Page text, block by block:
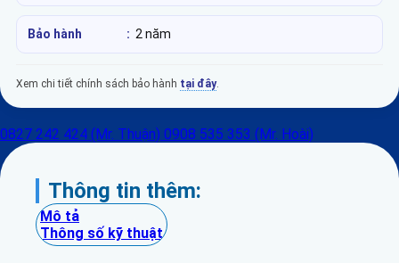
Bảo hành : 2 năm
Xem chi tiết chính sách bảo hành tại đây.
0827 242 424 (Mr. Thuận) 0908 535 353 (Mr. Hoài)
Thông tin thêm:
Mô tả
Thông số kỹ thuật